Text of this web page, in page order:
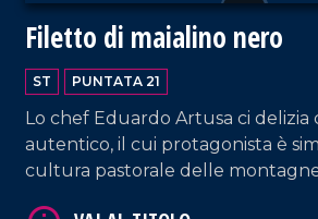
Filetto di maialino nero
ST PUNTATA 21
Lo chef Eduardo Artusa ci
autentico, il cui protagonista è
cultura pastorale delle
VAI AL TITOLO